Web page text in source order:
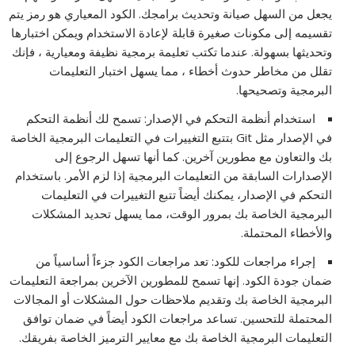
يجعل من السهل صيانة وتحديث برامجك. الكود المعياري هو رمز يتم
تقسيمه إلى مكونات صغيرة قابلة لإعادة الاستخدام ويمكن اختبارها
وتحديثها بسهولة. عندما تكتب تعليمة برمجية نظيفة ومعيارية ، فإنك
تقلل من مخاطر حدوث أخطاء ، مما يسهل اختبار التعليمات
البرمجية وتصحيحها.
استخدام أنظمة التحكم في الإصدار: تسمح لك أنظمة التحكم
في الإصدار مثل Git بتتبع التغييرات في التعليمات البرمجية الخاصة
بك والتعاون مع مطورين آخرين. كما أنها تسهل الرجوع إلى
الإصدارات السابقة من التعليمات البرمجية إذا لزم الأمر. باستخدام
التحكم في الإصدار، يمكنك أيضاً تتبع التغييرات في التعليمات
البرمجية الخاصة بك بمرور الوقت، مما يسهل تحديد المشكلات
والأخطاء المحتملة.
إجراء مراجعات للكود: تعد مراجعات الكود جزءاً أساسياً من
ضمان جودة الكود. إنها تسمح للمطورين الآخرين بمراجعة التعليمات
البرمجية الخاصة بك وتقديم ملاحظات حول المشكلات أو المجالات
المحتملة للتحسين. تساعد مراجعات الكود أيضاً في ضمان توافق
التعليمات البرمجية الخاصة بك مع معايير الترميز الخاصة بفريقك.